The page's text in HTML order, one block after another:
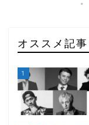
オススメ記事
1